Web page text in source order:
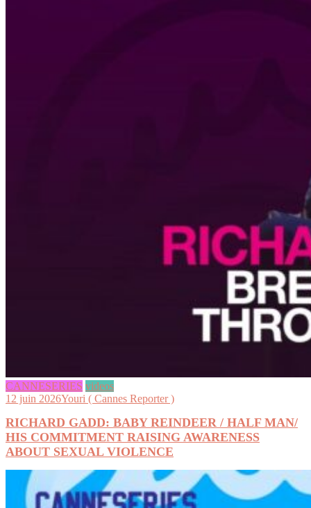
CANNESERIES videos
12 juin 2026Youri ( Cannes Reporter )
RICHARD GADD: BABY REINDEER / HALF MAN/
HIS COMMITMENT RAISING AWARENESS
ABOUT SEXUAL VIOLENCE